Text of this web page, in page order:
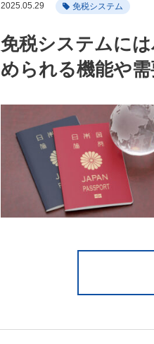
2025.05.29 免税システム
免税システムに
められる機能や